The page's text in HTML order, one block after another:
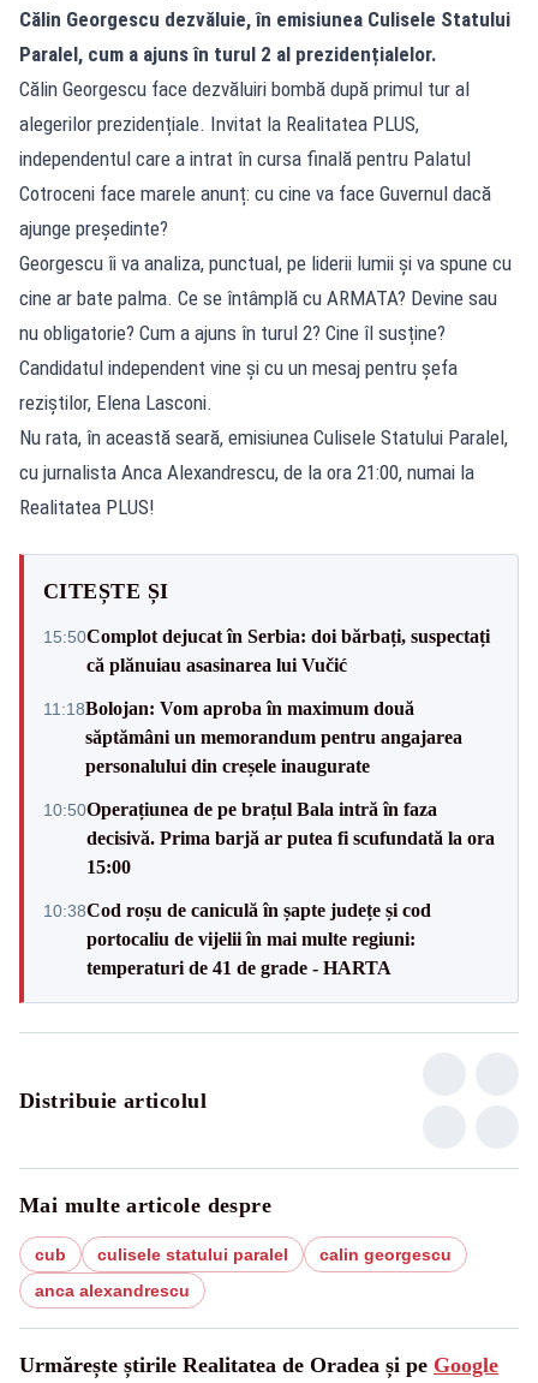
Călin Georgescu dezvăluie, în emisiunea Culisele Statului
Paralel, cum a ajuns în turul 2 al prezidențialelor.
Călin Georgescu face dezvăluiri bombă după primul tur al
alegerilor prezidențiale. Invitat la Realitatea PLUS,
independentul care a intrat în cursa finală pentru Palatul
Cotroceni face marele anunț: cu cine va face Guvernul dacă
ajunge președinte?
Georgescu îi va analiza, punctual, pe liderii lumii și va spune cu
cine ar bate palma. Ce se întâmplă cu ARMATA? Devine sau
nu obligatorie? Cum a ajuns în turul 2? Cine îl susține?
Candidatul independent vine și cu un mesaj pentru șefa
reziștilor, Elena Lasconi.
Nu rata, în această seară, emisiunea Culisele Statului Paralel,
cu jurnalista Anca Alexandrescu, de la ora 21:00, numai la
Realitatea PLUS!
CITEȘTE ȘI
15:50Complot dejucat în Serbia: doi bărbați, suspectați
că plănuiau asasinarea lui Vučić
11:18Bolojan: Vom aproba în maximum două
săptămâni un memorandum pentru angajarea
personalului din creșele inaugurate
10:50Operațiunea de pe brațul Bala intră în faza
decisivă. Prima barjă ar putea fi scufundată la ora
15:00
10:38Cod roșu de caniculă în șapte județe și cod
portocaliu de vijelii în mai multe regiuni:
temperaturi de 41 de grade - HARTA
Distribuie articolul
Mai multe articole despre
cub culisele statului paralel
calin georgescu
anca alexandrescu
Urmărește știrile Realitatea de Oradea și pe Google